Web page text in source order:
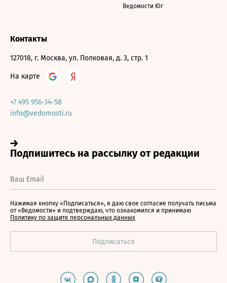
Ведомости Юг
Контакты
127018, г. Москва, ул. Полковая, д. 3, стр. 1
На карте
+7 495 956-34-58
info@vedomosti.ru
Нажимая кнопку «Подписаться», я даю свое согласие получать письма
от «Ведомости» и подтверждаю, что ознакомился и принимаю
Политику по защите персональных данных